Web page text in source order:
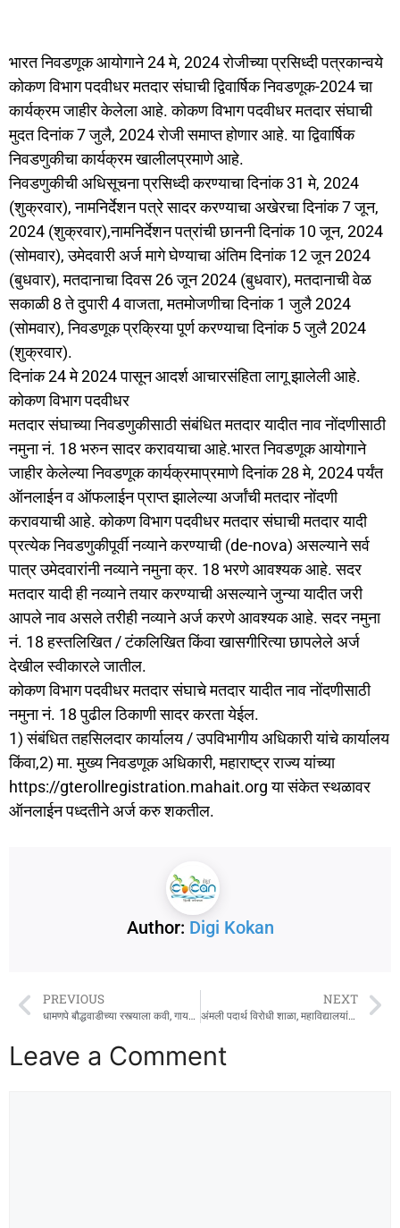
भारत निवडणूक आयोगाने 24 मे, 2024 रोजीच्या प्रसिध्दी पत्रकान्वये
कोकण विभाग पदवीधर मतदार संघाची द्विवार्षिक निवडणूक-2024 चा
कार्यक्रम जाहीर केलेला आहे. कोकण विभाग पदवीधर मतदार संघाची
मुदत दिनांक 7 जुलै, 2024 रोजी समाप्त होणार आहे. या द्विवार्षिक
निवडणुकीचा कार्यक्रम खालीलप्रमाणे आहे.
निवडणुकीची अधिसूचना प्रसिध्दी करण्याचा दिनांक 31 मे, 2024
(शुक्रवार), नामनिर्देशन पत्रे सादर करण्याचा अखेरचा दिनांक 7 जून,
2024 (शुक्रवार),नामनिर्देशन पत्रांची छाननी दिनांक 10 जून, 2024
(सोमवार), उमेदवारी अर्ज मागे घेण्याचा अंतिम दिनांक 12 जून 2024
(बुधवार), मतदानाचा दिवस 26 जून 2024 (बुधवार), मतदानाची वेळ
सकाळी 8 ते दुपारी 4 वाजता, मतमोजणीचा दिनांक 1 जुलै 2024
(सोमवार), निवडणूक प्रक्रिया पूर्ण करण्याचा दिनांक 5 जुलै 2024
(शुक्रवार).
दिनांक 24 मे 2024 पासून आदर्श आचारसंहिता लागू झालेली आहे.
कोकण विभाग पदवीधर
मतदार संघाच्या निवडणुकीसाठी संबंधित मतदार यादीत नाव नोंदणीसाठी
नमुना नं. 18 भरुन सादर करावयाचा आहे.भारत निवडणूक आयोगाने
जाहीर केलेल्या निवडणूक कार्यक्रमाप्रमाणे दिनांक 28 मे, 2024 पर्यंत
ऑनलाईन व ऑफलाईन प्राप्त झालेल्या अर्जांची मतदार नोंदणी
करावयाची आहे. कोकण विभाग पदवीधर मतदार संघाची मतदार यादी
प्रत्येक निवडणुकीपूर्वी नव्याने करण्याची (de-nova) असल्याने सर्व
पात्र उमेदवारांनी नव्याने नमुना क्र. 18 भरणे आवश्यक आहे. सदर
मतदार यादी ही नव्याने तयार करण्याची असल्याने जुन्या यादीत जरी
आपले नाव असले तरीही नव्याने अर्ज करणे आवश्यक आहे. सदर नमुना
नं. 18 हस्तलिखित / टंकलिखित किंवा खासगीरित्या छापलेले अर्ज
देखील स्वीकारले जातील.
कोकण विभाग पदवीधर मतदार संघाचे मतदार यादीत नाव नोंदणीसाठी
नमुना नं. 18 पुढील ठिकाणी सादर करता येईल.
1) संबंधित तहसिलदार कार्यालय / उपविभागीय अधिकारी यांचे कार्यालय
किंवा,2) मा. मुख्य निवडणूक अधिकारी, महाराष्ट्र राज्य यांच्या
https://gterollregistration.mahait.org या संकेत स्थळावर
ऑनलाईन पध्दतीने अर्ज करु शकतील.
Author: Digi Kokan
PREVIOUS
धामणपे बौद्धवाडीच्या रस्त्याला कवी, गायक महादेव जाधव यांचे नाव
NEXT
अंमली पदार्थ विरोधी शाळा, महाविद्यालयांमध्ये मोठ्या प्रमाणात जनजागृती करावी : जिल्हाधिकारी एम. देवेंदर सिंह
Leave a Comment